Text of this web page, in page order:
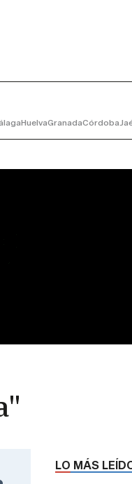
HuelvaGranadaCórdoba
LO MÁS